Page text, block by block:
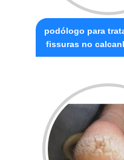
podólogo para
fissuras no